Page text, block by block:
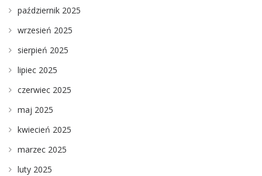
październik 2025
wrzesień 2025
sierpień 2025
lipiec 2025
czerwiec 2025
maj 2025
kwiecień 2025
marzec 2025
luty 2025